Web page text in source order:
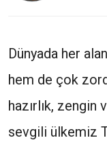
Dünyada her
hem de çok
hazırlık,
sevgili ülkemiz